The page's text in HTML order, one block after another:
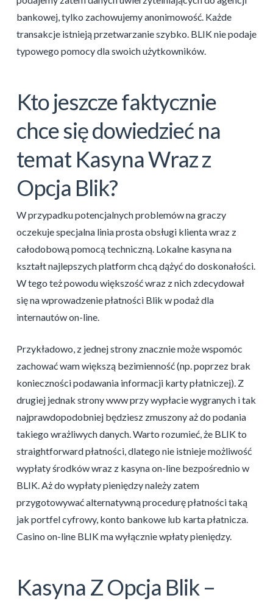
bankowej, tylko zachowujemy anonimowość. Każde
transakcje istnieją przetwarzanie szybko. BLIK nie podaje
typowego pomocy dla swoich użytkowników.
Kto jeszcze faktycznie
chce się dowiedzieć na
temat Kasyna Wraz z
Opcja Blik?
W przypadku potencjalnych problemów na graczy
oczekuje specjalna linia prosta obsługi klienta wraz z
całodobową pomocą techniczną. Lokalne kasyna na
kształt najlepszych platform chcą dążyć do doskonałości.
W tego też powodu większość wraz z nich zdecydował
się na wprowadzenie płatności Blik w podaż dla
internautów on-line.
Przykładowo, z jednej strony znacznie może wspomóc
zachować wam większą bezimienność (np. poprzez brak
konieczności podawania informacji karty płatniczej). Z
drugiej jednak strony www przy wypłacie wygranych i tak
najprawdopodobniej będziesz zmuszony aż do podania
takiego wrażliwych danych. Warto rozumieć, że BLIK to
straightforward płatności, dlatego nie istnieje możliwość
wypłaty środków wraz z kasyna on-line bezpośrednio w
BLIK. Aż do wypłaty pieniędzy należy zatem
przygotowywać alternatywną procedurę płatności taką
jak portfel cyfrowy, konto bankowe lub karta płatnicza.
Casino on-line BLIK ma wyłącznie wpłaty pieniędzy.
Kasyna Z Opcja Blik –